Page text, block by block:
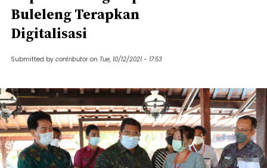
Buleleng Terapkan
Digitalisasi
Submitted by contributor on Tue, 10/12/2021 - 17:53